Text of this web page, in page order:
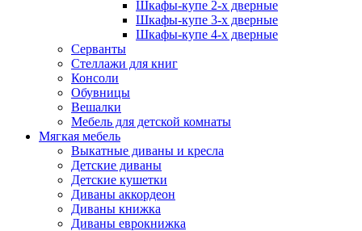
Шкафы-купе 2-x дверные
Шкафы-купе 3-х дверные
Шкафы-купе 4-х дверные
Серванты
Стеллажи для книг
Консоли
Обувницы
Вешалки
Мебель для детской комнаты
Мягкая мебель
Выкатные диваны и кресла
Детские диваны
Детские кушетки
Диваны аккордеон
Диваны книжка
Диваны еврокнижка